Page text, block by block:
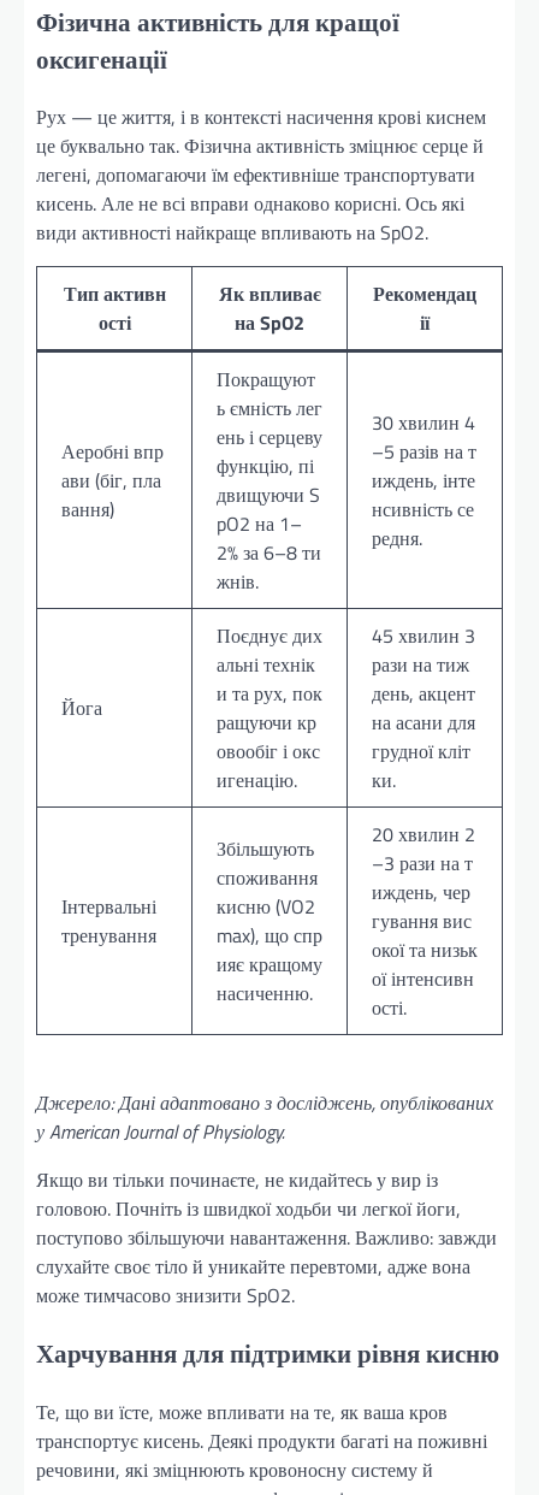
Фізична активність для кращої
оксигенації
Рух — це життя, і в контексті насичення крові киснем
це буквально так. Фізична активність зміцнює серце й
легені, допомагаючи їм ефективніше транспортувати
кисень. Але не всі вправи однаково корисні. Ось які
види активності найкраще впливають на SpO2.
Тип активн
ості
Як впливає
на SpO2
Рекомендац
ії
Аеробні впр
ави (біг, пла
вання)
Покращуют
ь ємність лег
ень і серцеву
функцію, пі
двищуючи S
pO2 на 1–
2% за 6–8 ти
жнів.
30 хвилин 4
–5 разів на т
иждень, інте
нсивність се
редня.
Йога
Поєднує дих
альні технік
и та рух, пок
ращуючи кр
овообіг і окс
игенацію.
45 хвилин 3
рази на тиж
день, акцент
на асани для
грудної кліт
ки.
Інтервальні
тренування
Збільшують
споживання
кисню (VO2
max), що спр
ияє кращому
насиченню.
20 хвилин 2
–3 рази на т
иждень, чер
гування вис
окої та низьк
ої інтенсивн
ості.
Джерело: Дані адаптовано з досліджень, опублікованих
у American Journal of Physiology.
Якщо ви тільки починаєте, не кидайтесь у вир із
головою. Почніть із швидкої ходьби чи легкої йоги,
поступово збільшуючи навантаження. Важливо: завжди
слухайте своє тіло й уникайте перевтоми, адже вона
може тимчасово знизити SpO2.
Харчування для підтримки рівня кисню
Те, що ви їсте, може впливати на те, як ваша кров
транспортує кисень. Деякі продукти багаті на поживні
речовини, які зміцнюють кровоносну систему й